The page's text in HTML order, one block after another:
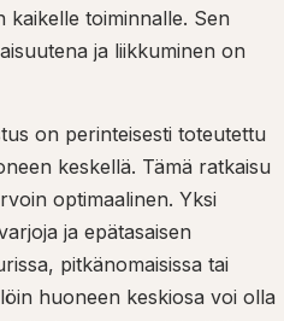
toiminnalle. Sen
ja liikkuminen on
on perinteisesti toteutettu
keskellä. Tämä ratkaisu
optimaalinen. Yksi
ja epätasaisen
pitkänomaisissa tai
huoneen keskiosa voi olla